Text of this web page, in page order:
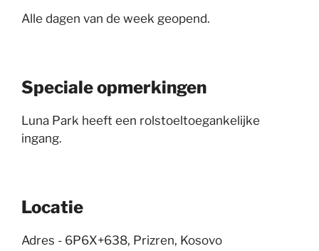
Alle dagen van de week geopend.
Speciale opmerkingen
Luna Park heeft een rolstoeltoegankelijke
ingang.
Locatie
Adres - 6P6X+638, Prizren, Kosovo